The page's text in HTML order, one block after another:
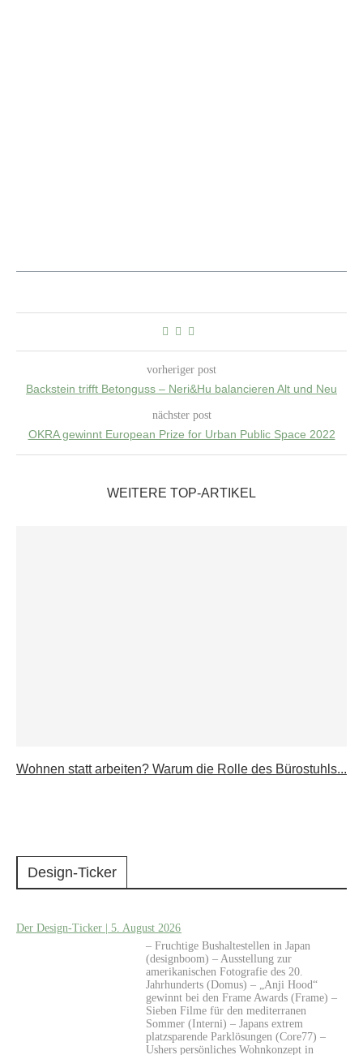
vorheriger post
Backstein trifft Betonguss – Neri&Hu balancieren Alt und Neu
nächster post
OKRA gewinnt European Prize for Urban Public Space 2022
WEITERE TOP-ARTIKEL
Wohnen statt arbeiten? Warum die Rolle des Bürostuhls...
Design-Ticker
Der Design-Ticker | 5. August 2026
– Fruchtige Bushaltestellen in Japan
(designboom) – Ausstellung zur
amerikanischen Fotografie des 20.
Jahrhunderts (Domus) – „Anji Hood“
gewinnt bei den Frame Awards (Frame) –
Sieben Filme für den mediterranen
Sommer (Interni) – Japans extrem
platzsparende Parklösungen (Core77) –
Ushers persönliches Wohnkonzept in